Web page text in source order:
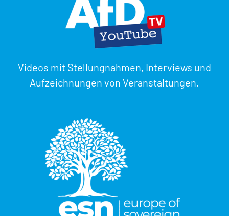
Videos mit Stellungnahmen, Interviews und
Aufzeichnungen von Veranstaltungen.